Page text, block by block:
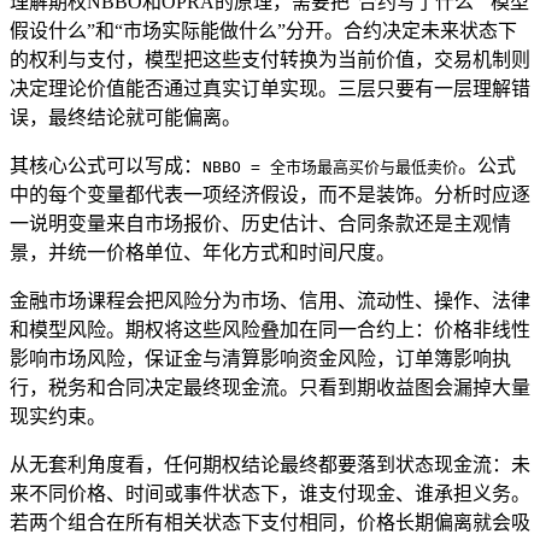
假设什么”和“市场实际能做什么”分开。合约决定未来状态下
的权利与支付，模型把这些支付转换为当前价值，交易机制则
决定理论价值能否通过真实订单实现。三层只要有一层理解错
误，最终结论就可能偏离。
其核心公式可以写成： NBBO = 全市场最高买价与最低卖价。公式
中的每个变量都代表一项经济假设，而不是装饰。分析时应逐
一说明变量来自市场报价、历史估计、合同条款还是主观情
景，并统一价格单位、年化方式和时间尺度。
金融市场课程会把风险分为市场、信用、流动性、操作、法律
和模型风险。期权将这些风险叠加在同一合约上：价格非线性
影响市场风险，保证金与清算影响资金风险，订单簿影响执
行，税务和合同决定最终现金流。只看到期收益图会漏掉大量
现实约束。
从无套利角度看，任何期权结论最终都要落到状态现金流：未
来不同价格、时间或事件状态下，谁支付现金、谁承担义务。
若两个组合在所有相关状态下支付相同，价格长期偏离就会吸